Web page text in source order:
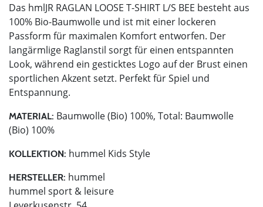
Das hmlJR RAGLAN LOOSE T-SHIRT L/S BEE besteht aus
100% Bio-Baumwolle und ist mit einer lockeren
Passform für maximalen Komfort entworfen. Der
langärmlige Raglanstil sorgt für einen entspannten
Look, während ein gesticktes Logo auf der Brust einen
sportlichen Akzent setzt. Perfekt für Spiel und
Entspannung.
MATERIAL: Baumwolle (Bio) 100%, Total: Baumwolle
(Bio) 100%
KOLLEKTION: hummel Kids Style
HERSTELLER: hummel
hummel sport & leisure